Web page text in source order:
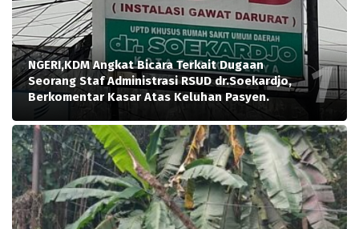
NGERI,KDM Angkat Bicara Terkait Dugaan
Seorang Staf Administrasi RSUD dr.Soekardjo,
Berkomentar Kasar Atas Keluhan Pasyen.